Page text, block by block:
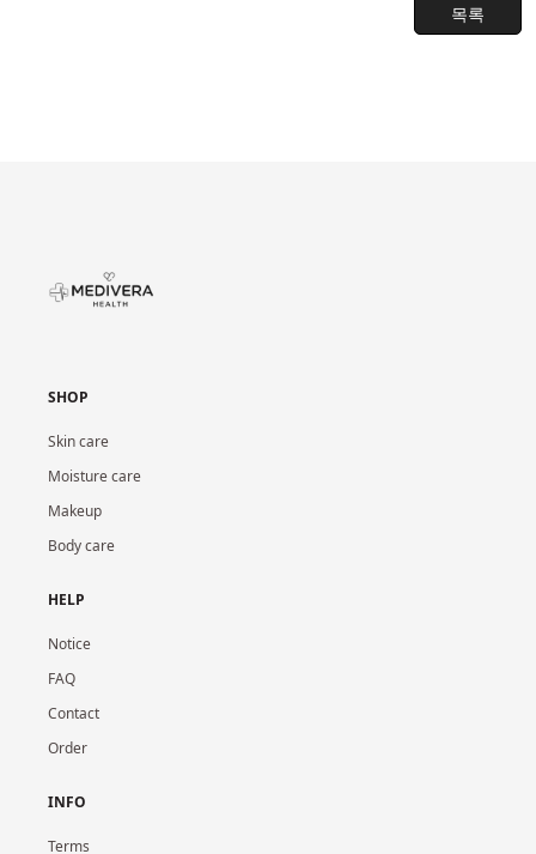
목록
SHOP
Skin care
Moisture care
Makeup
Body care
HELP
Notice
FAQ
Contact
Order
INFO
Terms